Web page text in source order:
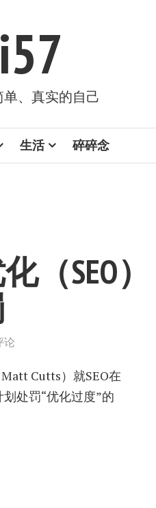
、真实的自己
生活 碎碎念
SEO）
论
Cutts）就SEO在
处罚“优化过度”的